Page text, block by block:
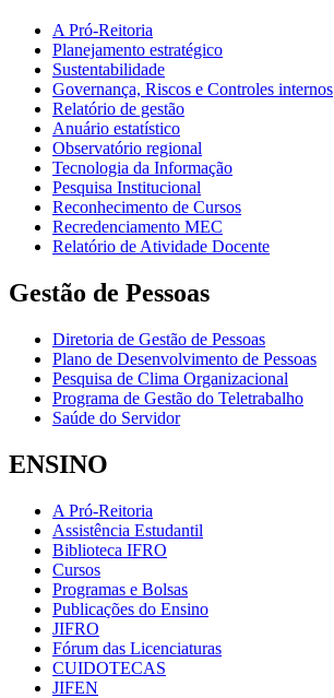
A Pró-Reitoria
Planejamento estratégico
Sustentabilidade
Governança, Riscos e Controles internos
Relatório de gestão
Anuário estatístico
Observatório regional
Tecnologia da Informação
Pesquisa Institucional
Reconhecimento de Cursos
Recredenciamento MEC
Relatório de Atividade Docente
Gestão de Pessoas
Diretoria de Gestão de Pessoas
Plano de Desenvolvimento de Pessoas
Pesquisa de Clima Organizacional
Programa de Gestão do Teletrabalho
Saúde do Servidor
ENSINO
A Pró-Reitoria
Assistência Estudantil
Biblioteca IFRO
Cursos
Programas e Bolsas
Publicações do Ensino
JIFRO
Fórum das Licenciaturas
CUIDOTECAS
JIFEN